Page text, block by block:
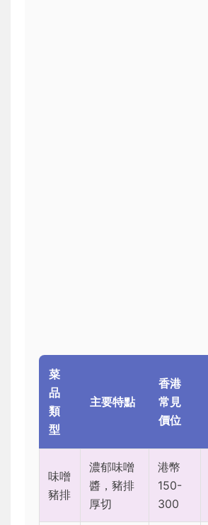
菜
品
類
型
主要特點
香港
常見
價位
味噌
豬排
濃郁味噌
醬，豬排
厚切
港幣
150-
300